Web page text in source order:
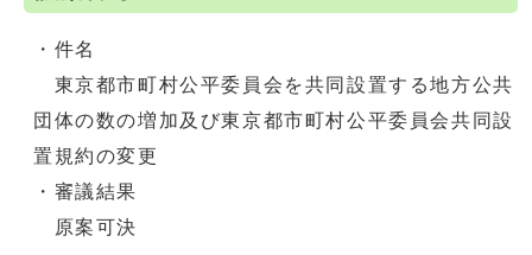
・件名
東京都市町村公平委員会を共同設置する地方公共
団体の数の増加及び東京都市町村公平委員会共同設
置規約の変更
・審議結果
原案可決